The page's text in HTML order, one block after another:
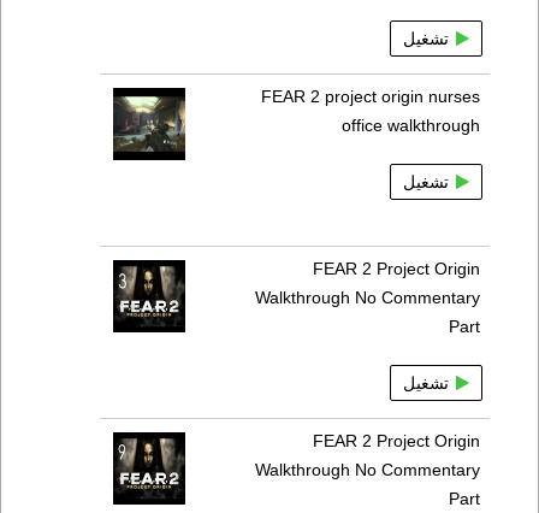
تشغيل
FEAR 2 project origin nurses
office walkthrough
تشغيل
FEAR 2 Project Origin
Walkthrough No Commentary
Part
تشغيل
FEAR 2 Project Origin
Walkthrough No Commentary
Part